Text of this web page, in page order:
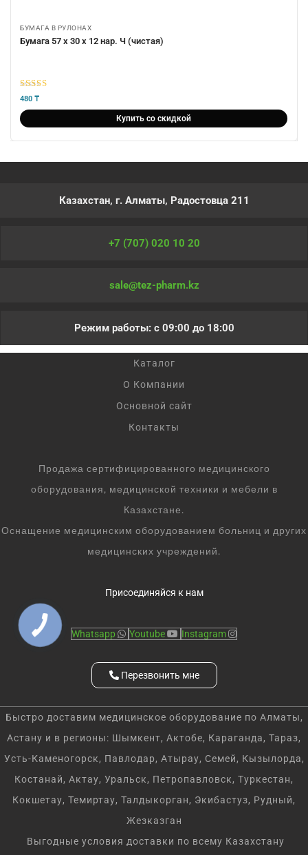
БУМАГА В РУЛОНАХ
Бумага 57 х 30 х 12 нар. Ч (чистая)
5из 5
480 ₸
Купить со скидкой
Казахстан, г. Алматы, Радостовца 211
+7 (707) 020 10 20
sale@tez-pharm.kz
Режим работы: с 09:00 до 18:00
Каталог
О Компании
Основной сайт
Контакты
Продажа сертифицированного медицинского
оборудования, медицинской техники и мебели в
Казахстане.
Оснащение медицинским оборудованием больниц и других
медицинских учреждений.
Присоединяйся к нам
Whatsapp Youtube Instagram
Перезвонить мне
Быстро доставим медицинское оборудование по Алматы,
Астану и в регионы: Шымкент, Актобе, Караганда, Тараз,
Усть-Каменогорск, Павлодар, Атырау, Семей, Кызылорда,
Костанай, Актау, Уральск, Петропавловск, Туркестан,
Кокшетау, Темиртау, Талдыкорган, Экибастуз, Рудный,
Жезказган
Выгодные условия доставки по всему Казахстану